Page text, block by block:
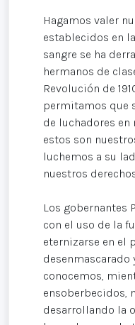
Hagamos valer
establecidos en
sangre se ha
hermanos de
Revolución de
permitamos que
de luchadores en
estos son
luchemos a su
nuestros
Los gobernantes
con el uso de la
eternizarse en el
desenmascarado
conocemos,
ensoberbecidos,
desarrollando la